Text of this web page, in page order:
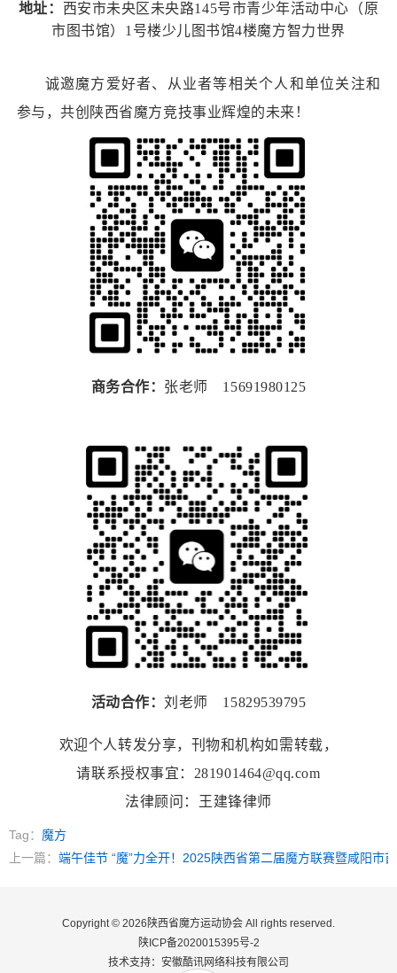
地址： 西安市未央区未央路145号市青少年活动中心（原
市图书馆）1号楼少儿图书馆4楼魔方智力世界
诚邀魔方爱好者、从业者等相关个人和单位关注和
参与，共创陕西省魔方竞技事业辉煌的未来！
商务合作： 张老师 15691980125
活动合作：刘老师 15829539795
欢迎个人转发分享，刊物和机构如需转载，
请联系授权事宜：281901464@qq.com
法律顾问：王建锋律师
Tag： 魔方
上一篇： 端午佳节 “魔”力全开！2025陕西省第二届魔方联赛暨咸阳市
Copyright © 2026陕西省魔方运动协会 All rights reserved.
陕ICP备2020015395号-2
技术支持：安徽酷讯网络科技有限公司